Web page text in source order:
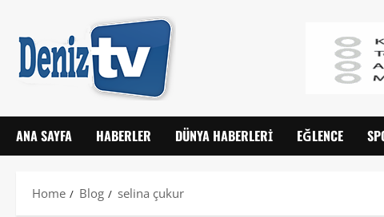
ANA SAYFA HABERLER DÜNYA HABERLERI EĞLENCE
Home Blog selina çukur